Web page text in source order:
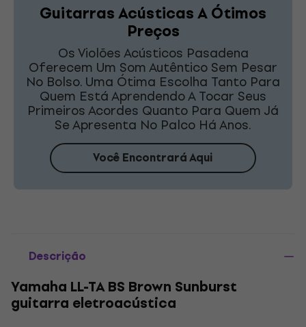
Guitarras Acústicas A Ótimos
Preços
Os Violões Acústicos Pasadena
Oferecem Um Som Autêntico Sem Pesar
No Bolso. Uma Ótima Escolha Tanto Para
Quem Está Aprendendo A Tocar Seus
Primeiros Acordes Quanto Para Quem Já
Se Apresenta No Palco Há Anos.
Você Encontrará Aqui
Descrição
Yamaha LL-TA BS Brown Sunburst
guitarra eletroacústica